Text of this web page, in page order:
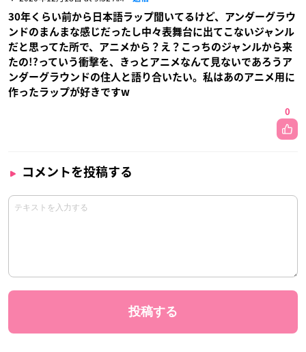
30年くらい前から日本語ラップ聞いてるけど、アンダーグラウ
ンドのまんまな感じだったし中々表舞台に出てこないジャンル
だと思ってた所で、アニメから？え？こっちのジャンルから来
たの!?っていう衝撃を、きっとアニメなんて見ないであろうア
ンダーグラウンドの住人と語り合いたい。私はあのアニメ用に
作ったラップが好きですw
0
コメントを投稿する